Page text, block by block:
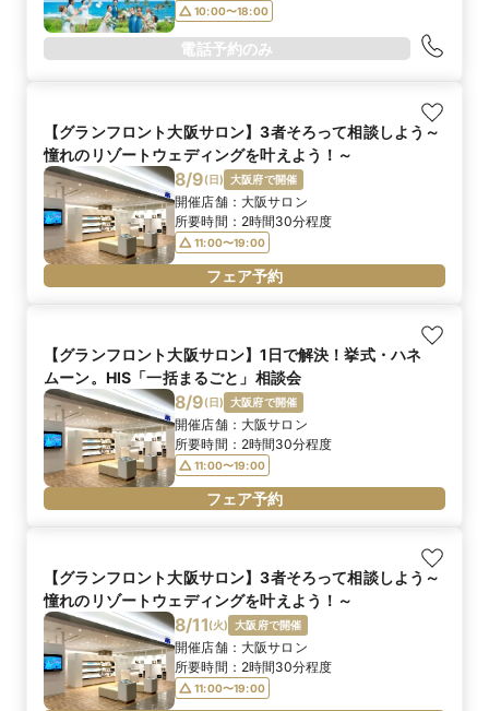
10:00〜18:00
電話予約のみ
【グランフロント大阪サロン】3者そろって相談しよう～
憧れのリゾートウェディングを叶えよう！～
8/9(日) 大阪府で開催
開催店舗： 大阪サロン
所要時間： 2時間30分程度
11:00〜19:00
フェア予約
【グランフロント大阪サロン】1日で解決！挙式・ハネ
ムーン。HIS「一括まるごと」相談会
8/9(日) 大阪府で開催
開催店舗： 大阪サロン
所要時間： 2時間30分程度
11:00〜19:00
フェア予約
【グランフロント大阪サロン】3者そろって相談しよう～
憧れのリゾートウェディングを叶えよう！～
8/11(火) 大阪府で開催
開催店舗： 大阪サロン
所要時間： 2時間30分程度
11:00〜19:00